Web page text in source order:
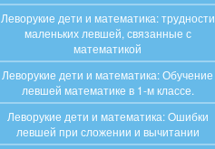
Леворукие дети и математика: трудности
маленьких левшей, связанные с
математикой
Леворукие дети и математика: Обучение
левшей математике в 1-м классе.
Леворукие дети и математика: Oшибки
левшей при сложении и вычитании